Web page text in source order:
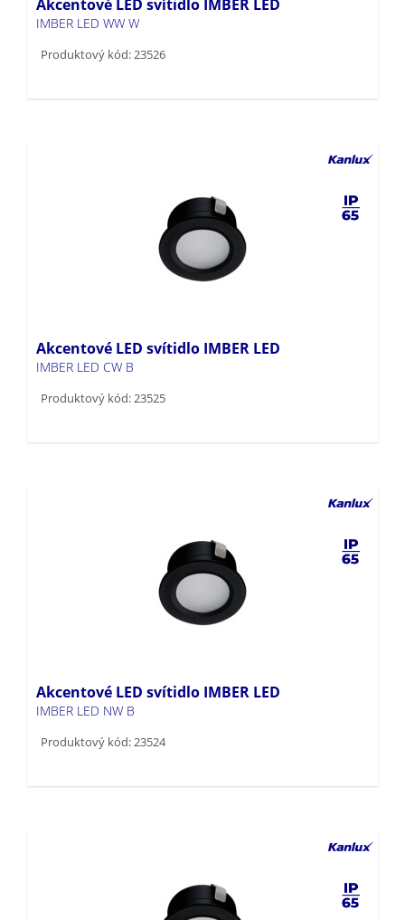
Akcentové LED svítidlo IMBER LED
IMBER LED WW W
Produktový kód: 23526
Akcentové LED svítidlo IMBER LED
IMBER LED CW B
Produktový kód: 23525
Akcentové LED svítidlo IMBER LED
IMBER LED NW B
Produktový kód: 23524